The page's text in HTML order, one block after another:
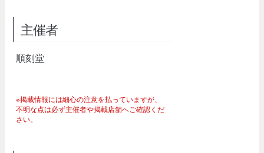
主催者
順刻堂
※掲載情報には細心の注意を払っていますが、
不明な点は必ず主催者や掲載店舗へご確認くだ
さい。